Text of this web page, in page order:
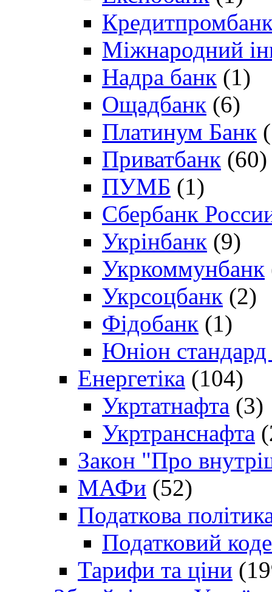
Міжнародний
Надра банк (1)
Ощадбанк (6)
Платинум Банк
Приватбанк (60)
ПУМБ (1)
Сбербанк
Укрінбанк (9)
Укркоммунбанк
Укрсоцбанк (2)
Фідобанк (1)
Юніон стандард
Енергетіка (104)
Укртатнафта (3)
Укртранснафта
Закон "Про
МАФи (52)
Податкова
Податковий
Тарифи та ціни